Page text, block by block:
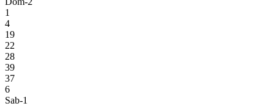
1
4
19
22
28
39
37
6
Sab-1